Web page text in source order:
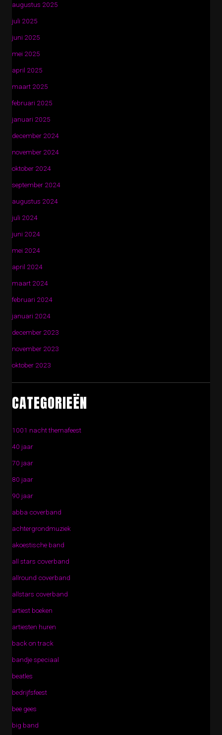
augustus 2025
juli 2025
juni 2025
mei 2025
april 2025
maart 2025
februari 2025
januari 2025
december 2024
november 2024
oktober 2024
september 2024
augustus 2024
juli 2024
juni 2024
mei 2024
april 2024
maart 2024
februari 2024
januari 2024
december 2023
november 2023
oktober 2023
CATEGORIEËN
1001 nacht themafeest
40 jaar
70 jaar
80 jaar
90 jaar
abba coverband
achtergrondmuziek
akoestische band
all stars coverband
allround coverband
allstars coverband
artiest boeken
artiesten huren
back on track
bandje speciaal
beatles
bedrijfsfeest
bee gees
big band